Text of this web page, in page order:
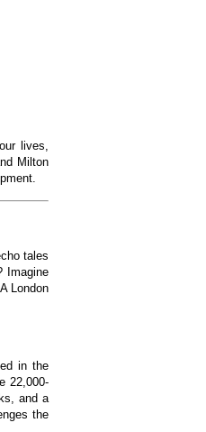
lives,
Milton
tales
Imagine
London
in the
22,000-
and a
the